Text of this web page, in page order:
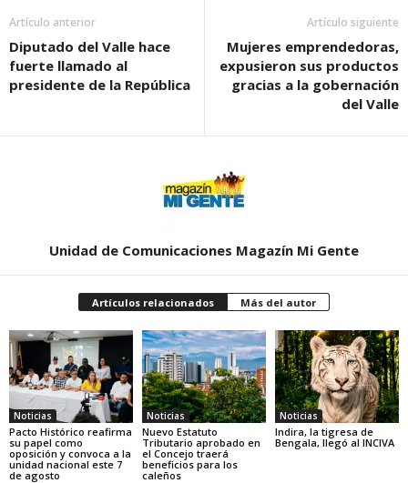
Artículo anterior
Diputado del Valle hace
fuerte llamado al
presidente de la República
Artículo siguiente
Mujeres emprendedoras,
expusieron sus productos
gracias a la gobernación
del Valle
Unidad de Comunicaciones Magazín Mi Gente
Artículos relacionados Más del autor
Noticias
Pacto Histórico reafirma
su papel como
oposición y convoca a la
unidad nacional este 7
de agosto
Noticias
Nuevo Estatuto
Tributario aprobado en
el Concejo traerá
beneficios para los
caleños
Noticias
Indira, la tigresa de
Bengala, llegó al INCIVA